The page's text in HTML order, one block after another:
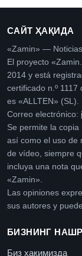
САЙТ ҲАҚИДА
«Zamin» — Noticias
El proyecto
2014 y está
certificado n.º
es «ALLTEN» (SL).
Correo electrónico:
Se permite la copia
así como el uso de
de vídeo, siempre
incluya una nota
«Zamin».
Las opiniones
sus autores y
БИЗНИНГ
Биз ҳақимизда